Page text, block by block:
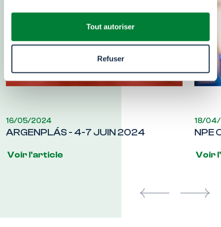
Tout autoriser
Refuser
16/05/2024
ARGENPLÁS - 4-7 JUIN 2024
Voir l'article
18/
NPE
Voir
Next